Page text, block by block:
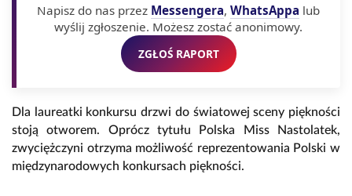
Napisz do nas przez Messengera, WhatsAppa lub
wyślij zgłoszenie. Możesz zostać anonimowy.
ZGŁOŚ RAPORT
Dla laureatki konkursu drzwi do światowej sceny piękności
stoją otworem. Oprócz tytułu Polska Miss Nastolatek,
zwyciężczyni otrzyma możliwość reprezentowania Polski w
międzynarodowych konkursach piękności.